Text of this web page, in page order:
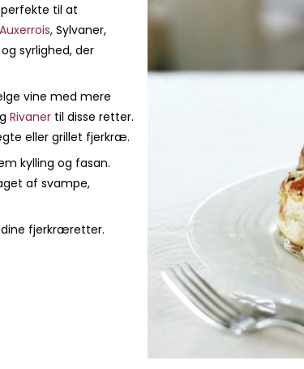
til at
Auxerrois, Sylvaner,
syrlighed, der
vine med mere
Rivaner til disse retter.
eller grillet fjerkræ.
kylling og fasan.
af svampe,
dine fjerkræretter.